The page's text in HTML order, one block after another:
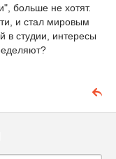
больше не хотят.
и стал мировым
в студии, интересы